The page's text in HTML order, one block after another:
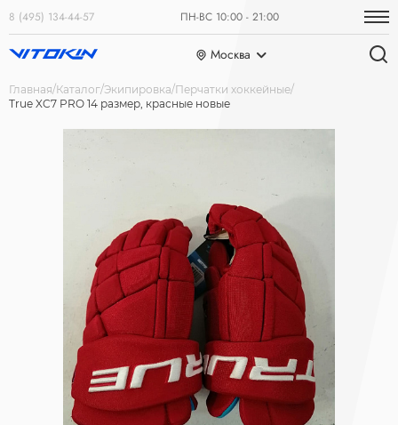
8 (495) 134-44-57 ПН-ВС 10:00 - 21:00
Москва
Главная Каталог Экипировка Перчатки хоккейные
True XC7 PRO 14 размер, красные новые